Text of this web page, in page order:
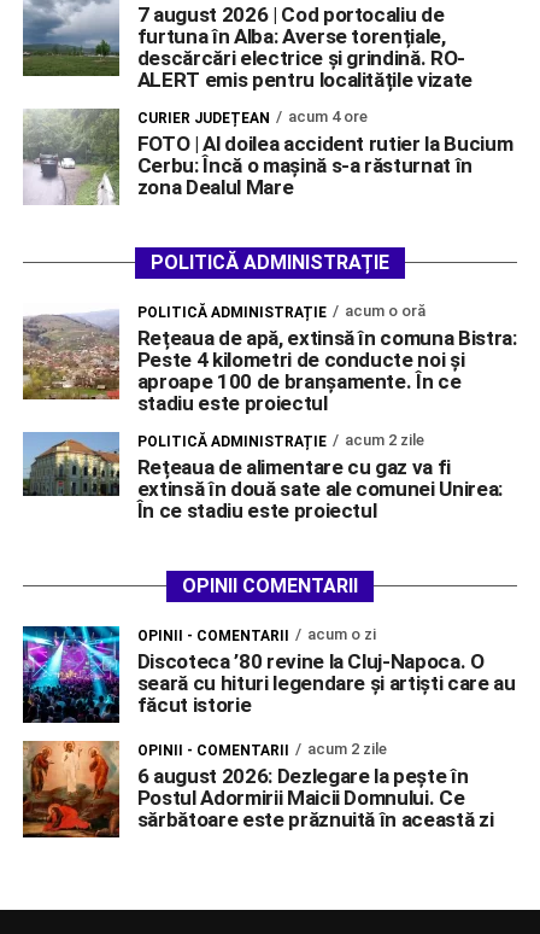
7 august 2026 | Cod portocaliu de
furtuna în Alba: Averse torențiale,
descărcări electrice și grindină. RO-
ALERT emis pentru localitățile vizate
CURIER JUDEȚEAN acum 4 ore
FOTO | Al doilea accident rutier la Bucium
Cerbu: Încă o mașină s-a răsturnat în
zona Dealul Mare
POLITICĂ ADMINISTRAȚIE
POLITICĂ ADMINISTRAȚIE acum o oră
Rețeaua de apă, extinsă în comuna Bistra:
Peste 4 kilometri de conducte noi și
aproape 100 de branșamente. În ce
stadiu este proiectul
POLITICĂ ADMINISTRAȚIE acum 2 zile
Rețeaua de alimentare cu gaz va fi
extinsă în două sate ale comunei Unirea:
În ce stadiu este proiectul
OPINII COMENTARII
OPINII - COMENTARII acum o zi
Discoteca ’80 revine la Cluj-Napoca. O
seară cu hituri legendare și artiști care au
făcut istorie
OPINII - COMENTARII acum 2 zile
6 august 2026: Dezlegare la pește în
Postul Adormirii Maicii Domnului. Ce
sărbătoare este prăznuită în această zi